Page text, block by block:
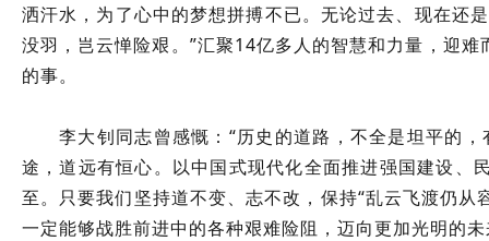
洒汗水，为了心中的梦想拼搏不已。无论过去、现在还
没羽，岂云惮险艰。”汇聚14亿多人的智慧和力量，迎
的事。
李大钊同志曾感慨：“历史的道路，不全是坦平的
途，道远有恒心。以中国式现代化全面推进强国建设、
至。只要我们坚持道不变、志不改，保持“乱云飞渡仍从
一定能够战胜前进中的各种艰难险阻，迈向更加光明的